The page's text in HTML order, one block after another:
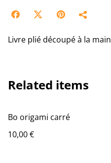
Livre plié découpé à la main
Related items
Bo origami carré
10,00 €